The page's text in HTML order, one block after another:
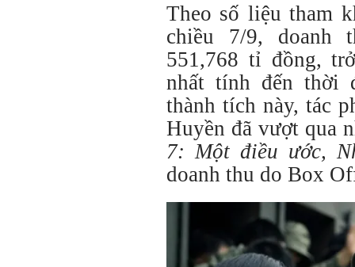
Theo số liệu tham
chiều 7/9, doanh
551,768 tỉ đồng,
nhất tính đến thời
thành tích này, tác
Huyền đã vượt qua
7: Một điều ước,
doanh thu do Box